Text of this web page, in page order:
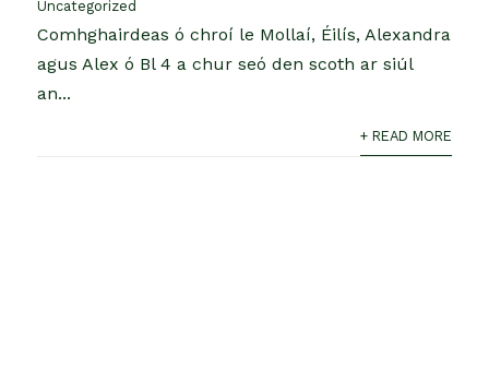
Uncategorized
Comhghairdeas ó chroí le Mollaí, Éilís, Alexandra
agus Alex ó Bl 4 a chur seó den scoth ar siúl
an...
+ READ MORE